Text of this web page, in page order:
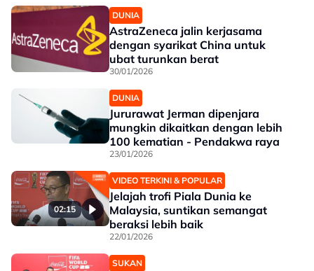
DUNIA
AstraZeneca jalin kerjasama
dengan syarikat China untuk
ubat turunkan berat
30/01/2026
DUNIA
Jururawat Jerman dipenjara
mungkin dikaitkan dengan lebih
100 kematian - Pendakwa raya
23/01/2026
02:15
VIDEO TERKINI & POPULAR
Jelajah trofi Piala Dunia ke
Malaysia, suntikan semangat
beraksi lebih baik
22/01/2026
SUKAN